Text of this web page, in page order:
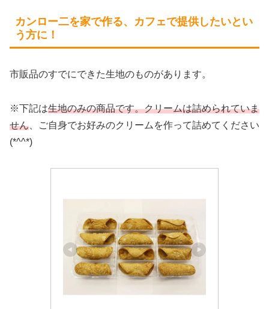
カンロー二を家で作る、カフェで提供したいとい
う方に！
市販品のすでにできた生地のものがあります。
※下記は生地のみの商品です。クリームは詰められていま
せん 、ご自身でお好みのクリームを作って詰めてください
(*^^*)